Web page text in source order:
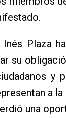
Plaza
su
y
a la
una